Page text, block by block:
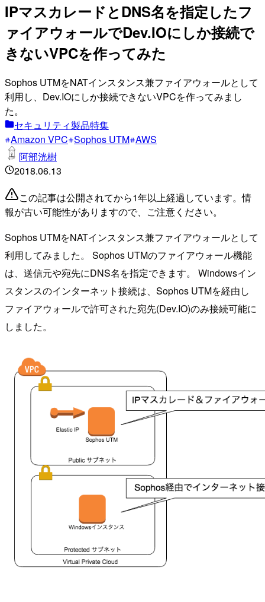
IPマスカレードとDNS名を指定したフ
ァイアウォールでDev.IOにしか接続で
きないVPCを作ってみた
Sophos UTMをNATインスタンス兼ファイアウォールとして
利用し、Dev.IOにしか接続できないVPCを作ってみまし
た。
セキュリティ製品特集
Amazon VPC Sophos UTM AWS
阿部洸樹
2018.06.13
この記事は公開されてから1年以上経過しています。情
報が古い可能性がありますので、ご注意ください。
Sophos UTMをNATインスタンス兼ファイアウォールとして
利用してみました。 Sophos UTMのファイアウォール機能
は、送信元や宛先にDNS名を指定できます。 Windowsイン
スタンスのインターネット接続は、Sophos UTMを経由し
ファイアウォールで許可された宛先(Dev.IO)のみ接続可能に
しました。